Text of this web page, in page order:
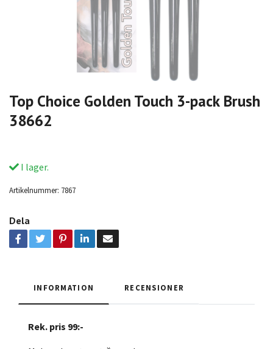
Top Choice Golden Touch 3-pack Brush
38662
I lager.
Artikelnummer: 7867
Dela
INFORMATION RECENSIONER
Rek. pris 99:-